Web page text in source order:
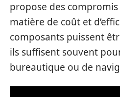
propose des
matière de coût et
composants puissent
ils suffisent souvent
bureautique ou de